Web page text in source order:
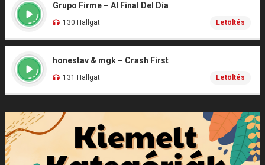
Grupo Firme – Al Final Del Día
130 Hallgat Letöltés
honestav & mgk – Crash First
131 Hallgat Letöltés